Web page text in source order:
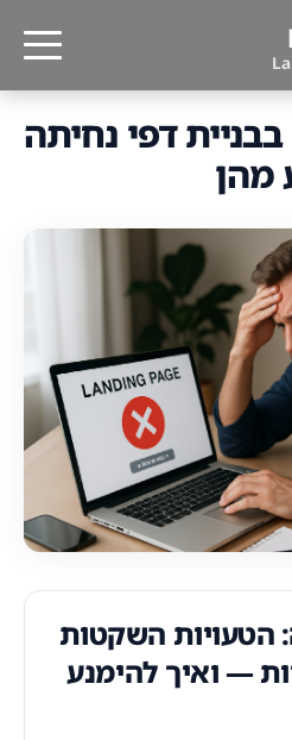
דפי נחיתה
מהן
הטעויות השקטות
— ואיך להימנע